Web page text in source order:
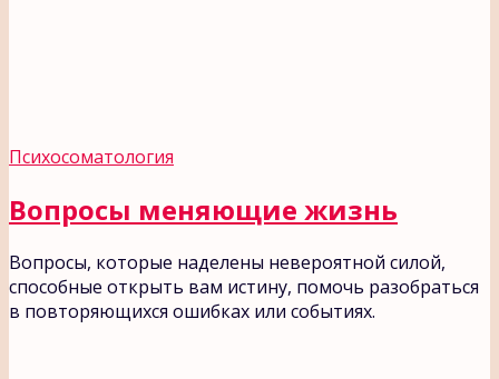
Психосоматология
Вопросы меняющие жизнь
Вопросы, которые наделены невероятной силой,
способные открыть вам истину, помочь разобраться
в повторяющихся ошибках или событиях.